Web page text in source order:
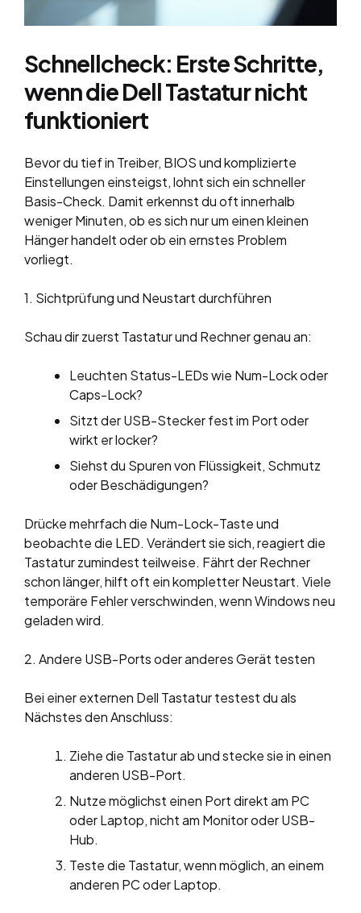
Schnellcheck: Erste Schritte,
wenn die Dell Tastatur nicht
funktioniert
Bevor du tief in Treiber, BIOS und komplizierte
Einstellungen einsteigst, lohnt sich ein schneller
Basis-Check. Damit erkennst du oft innerhalb
weniger Minuten, ob es sich nur um einen kleinen
Hänger handelt oder ob ein ernstes Problem
vorliegt.
1. Sichtprüfung und Neustart durchführen
Schau dir zuerst Tastatur und Rechner genau an:
Leuchten Status-LEDs wie Num-Lock oder
Caps-Lock?
Sitzt der USB-Stecker fest im Port oder
wirkt er locker?
Siehst du Spuren von Flüssigkeit, Schmutz
oder Beschädigungen?
Drücke mehrfach die Num-Lock-Taste und
beobachte die LED. Verändert sie sich, reagiert die
Tastatur zumindest teilweise. Fährt der Rechner
schon länger, hilft oft ein kompletter Neustart. Viele
temporäre Fehler verschwinden, wenn Windows neu
geladen wird.
2. Andere USB-Ports oder anderes Gerät testen
Bei einer externen Dell Tastatur testest du als
Nächstes den Anschluss:
Ziehe die Tastatur ab und stecke sie in einen
anderen USB-Port.
Nutze möglichst einen Port direkt am PC
oder Laptop, nicht am Monitor oder USB-
Hub.
Teste die Tastatur, wenn möglich, an einem
anderen PC oder Laptop.